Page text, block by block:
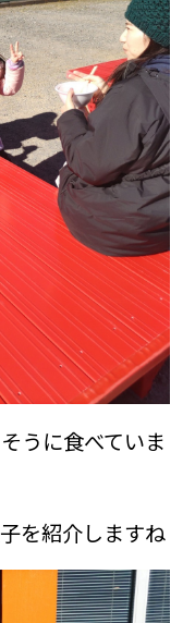
うに食べていま
を紹介しますね